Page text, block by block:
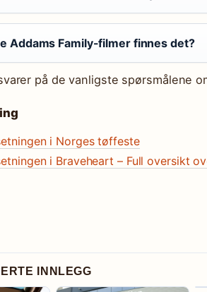
Addams Family-filmer finnes det?
på de vanligste spørsmålene
i Norges tøffeste
i Braveheart – Full oversikt
INNLEGG